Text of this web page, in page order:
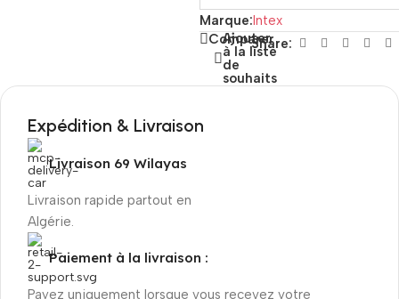
Marque:Intex
Comparer
Ajouter
à la liste
de
souhaits
Share:
Expédition & Livraison
Livraison 69 Wilayas
Livraison rapide partout en
Algérie.
Paiement à la livraison :
Payez uniquement lorsque vous recevez votre